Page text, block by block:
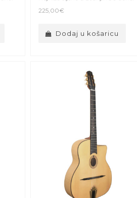
225,00€
Dodaj u košaricu